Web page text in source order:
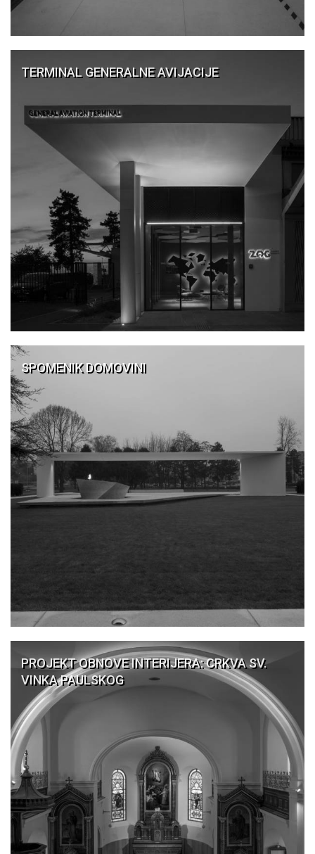
TERMINAL GENERALNE AVIJACIJE
SPOMENIK DOMOVINI
PROJEKT OBNOVE INTERIJERA: CRKVA SV.
VINKA PAULSKOG